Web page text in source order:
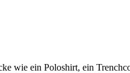
wie ein Poloshirt, ein